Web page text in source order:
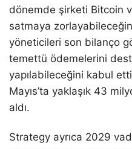
dönemde şirketi Bitcoin
satmaya
yöneticileri son bilanço
temettü ödemelerini
yapılabileceğini kabul
Mayıs’ta yaklaşık 43
aldı.
Strategy ayrıca 2029